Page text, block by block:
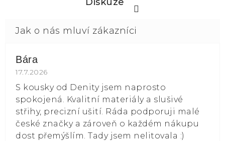
Bára
Hodnocení obchodu je 5 z 5 hvězdiček.
17.7.2026
S kousky od Denity jsem naprosto
spokojená. Kvalitní materiály a slušivé
střihy, precizní ušití. Ráda podporuji malé
české značky a zároveň o každém nákupu
dost přemýšlím. Tady jsem nelitovala :)